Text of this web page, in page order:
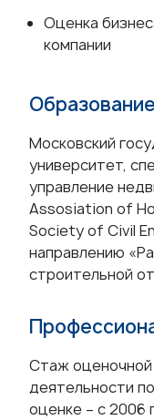
Оценка
компании
Московский
университет,
управление
Assosiation of
Society of Civil
направлению
строительной
Стаж оценочной
деятельности
оценке – с 2006